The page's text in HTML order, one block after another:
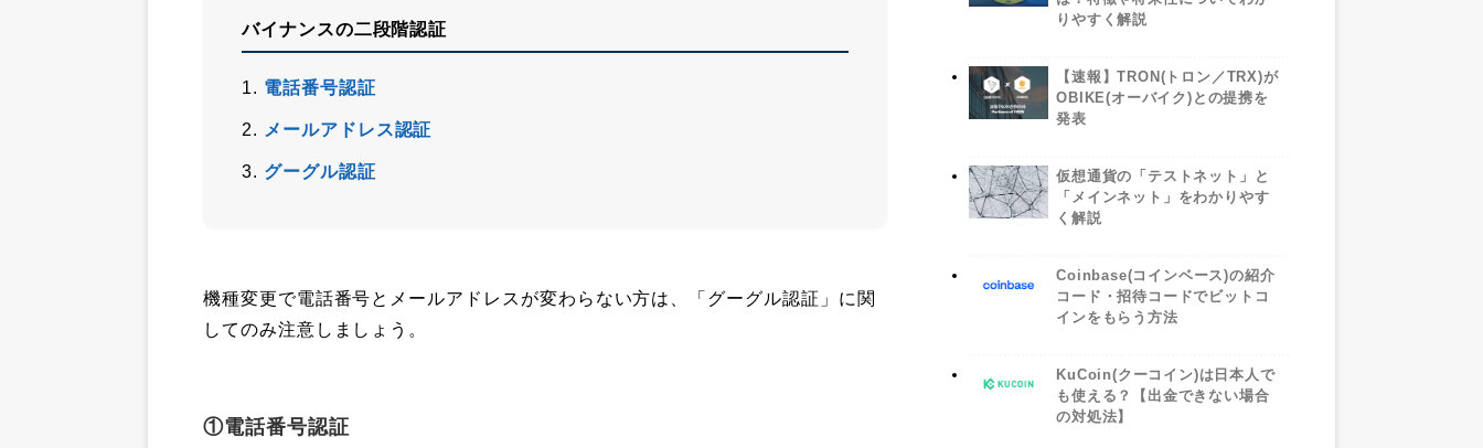
バイナンスの二段階認証
電話番号認証
メールアドレス認証
グーグル認証
機種変更で電話番号とメールアドレスが変わらない方は、「グーグル認証」に関
してのみ注意しましょう。
①電話番号認証
りやすく解説
【速報】TRON(トロン／TRX)が
OBIKE(オーバイク)との提携を
発表
仮想通貨の「テストネット」と
「メインネット」をわかりやす
く解説
Coinbase(コインベース)の紹介
コード・招待コードでビットコ
インをもらう方法
KuCoin(クーコイン)は日本人で
も使える？【出金できない場合
の対処法】